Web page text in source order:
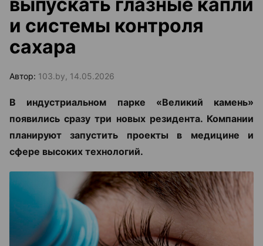
и системы контроля
сахара
Автор: 103.by, 14.05.2026
В индустриальном парке «Великий камень»
появились сразу три новых резидента. Компании
планируют запустить проекты в медицине и
сфере высоких технологий.